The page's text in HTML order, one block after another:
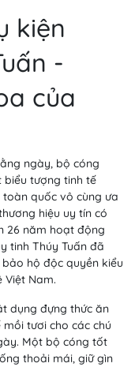
kiện
-
của
ngày, bộ cóng
biểu tượng tinh tế
quốc vô cùng ưa
hiệu uy tín có
26 năm hoạt động
tinh Thúy Tuấn đã
hộ độc quyền kiểu
Việt Nam.
dụng đựng thức ăn
tươi cho các chú
Một bộ cóng tốt
thoải mái, giữ gìn